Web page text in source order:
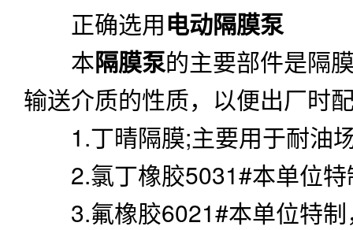
正确选用电动隔膜泵
本隔膜泵的主要部件是隔
输送介质的性质，以便出厂时
1.丁晴隔膜;主要用于耐油
2.氯丁橡胶5031#本单位特
3.氟橡胶6021#本单位特制